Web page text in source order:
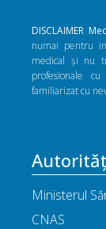
DISCLAIMER
numai pentru
medical și nu
profesionale
familiarizat cu
Ministerul
CNAS